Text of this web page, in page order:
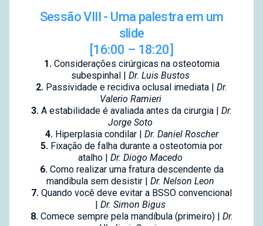
Sessão VIII - Uma palestra em um
slide
[16:00 – 18:20]
1. Considerações cirúrgicas na osteotomia
subespinhal | Dr. Luis Bustos
2. Passividade e recidiva oclusal imediata | Dr.
Valerio Ramieri
3. A estabilidade é avaliada antes da cirurgia | Dr.
Jorge Soto
4. Hiperplasia condilar | Dr. Daniel Roscher
5. Fixação de falha durante a osteotomia por
atalho | Dr. Diogo Macedo
6. Como realizar uma fratura descendente da
mandíbula sem desistir | Dr. Nelson Leon
7. Quando você deve evitar a BSSO convencional
| Dr. Simon Bigus
8. Comece sempre pela mandíbula (primeiro) | Dr.